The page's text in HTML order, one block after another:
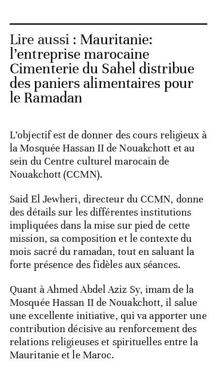
Lire aussi : Mauritanie:
l’entreprise marocaine
Cimenterie du Sahel distribue
des paniers alimentaires pour
le Ramadan
L’objectif est de donner des cours religieux à
la Mosquée Hassan II de Nouakchott et au
sein du Centre culturel marocain de
Nouakchott (CCMN).
Said El Jewheri, directeur du CCMN, donne
des détails sur les différentes institutions
impliquées dans la mise sur pied de cette
mission, sa composition et le contexte du
mois sacré du ramadan, tout en saluant la
forte présence des fidèles aux séances.
Quant à Ahmed Abdel Aziz Sy, imam de la
Mosquée Hassan II de Nouakchott, il salue
une excellente initiative, qui va apporter une
contribution décisive au renforcement des
relations religieuses et spirituelles entre la
Mauritanie et le Maroc.